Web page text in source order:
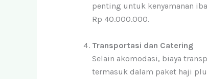
penting untuk kenyamanan
Rp 40.000.000.
Transportasi dan Catering
Selain akomodasi, biaya
termasuk dalam paket haji